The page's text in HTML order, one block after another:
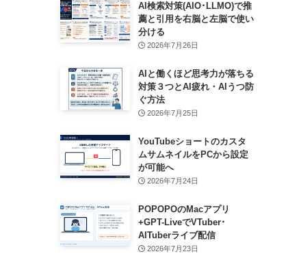
AI検索対策(AIO･LLMO)で推
薦と引用を右脳と左脳で使い
分ける
2026年7月26日
AIと働くほど思考力が落ちる
対策３つとAI疲れ・AIうつ防
ぐ方法
2026年7月25日
YouTubeショートのカスタ
ムサムネイルをPCから設定
が可能へ
2026年7月24日
POPOPOのMacアプリ
+GPT-LiveでVTuber･
AITuberライブ配信
2026年7月23日